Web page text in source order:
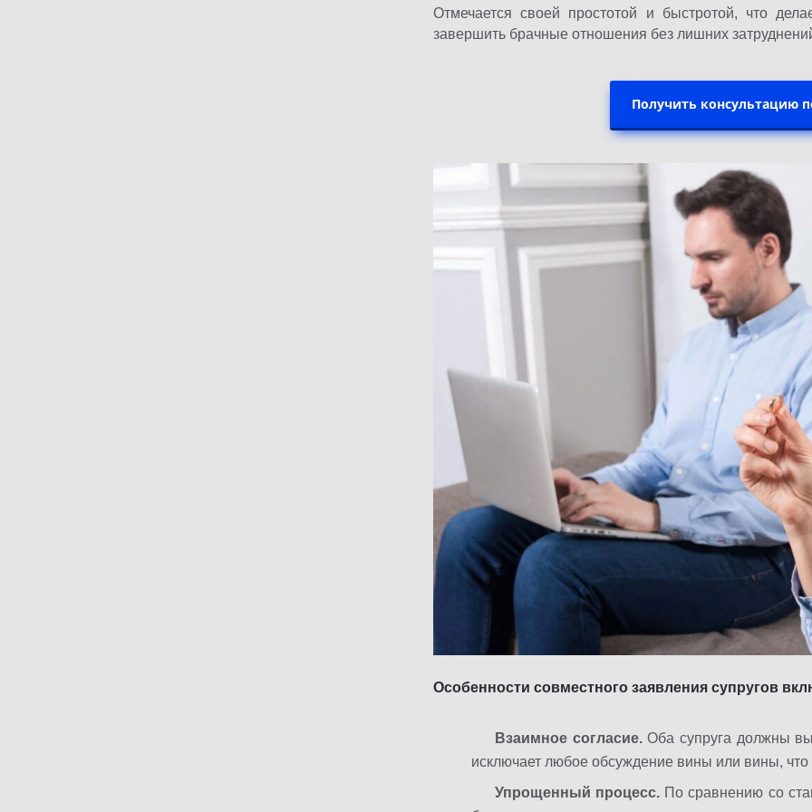
Отмечается своей простотой и быстротой, что
завершить брачные отношения без лишних
Получить консультацию
Особенности совместного заявления супругов
Взаимное согласие.Оба супруга должны
исключает любое обсуждение вины или вины,
Упрощенный процесс. По сравнению со